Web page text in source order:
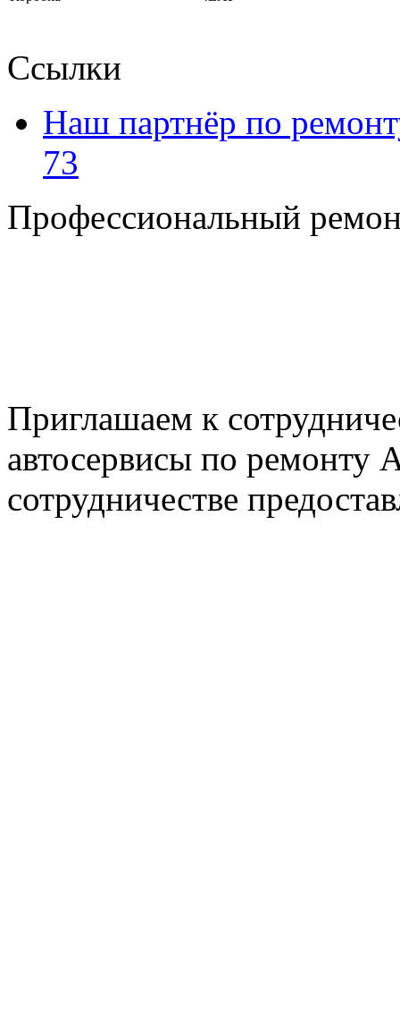
Ссылки
Наш партнёр по
73
Профессиональный
Приглашаем к
автосервисы по
сотрудничестве